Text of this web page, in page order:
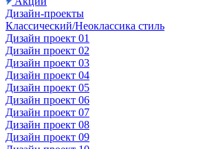
Дизайн-проекты
Классический/Неоклассика стиль
Дизайн проект 01
Дизайн проект 02
Дизайн проект 03
Дизайн проект 04
Дизайн проект 05
Дизайн проект 06
Дизайн проект 07
Дизайн проект 08
Дизайн проект 09